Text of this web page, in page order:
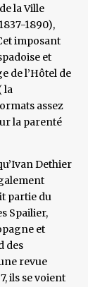
la Ville
1890),
imposant
et
de l’Hôtel de
la
assez
la parenté
Dethier
partie du
Spailier,
et
des
revue
ils se voient